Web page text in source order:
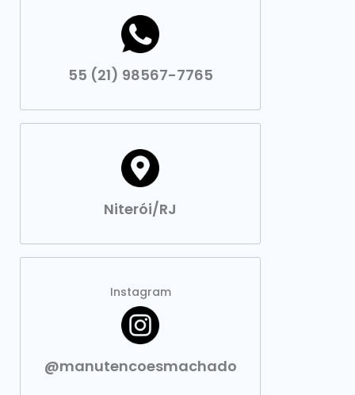
55 (21) 98567-7765
Niterói/RJ
Instagram
@manutencoesmachado